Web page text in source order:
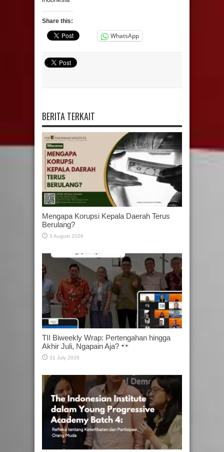
Share this:
WhatsApp
BERITA TERKAIT
Mengapa Korupsi Kepala Daerah Terus
Berulang?
3 August 2026
TII Biweekly Wrap: Pertengahan hingga
Akhir Juli, Ngapain Aja?
31 July 2026